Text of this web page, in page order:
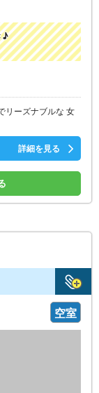
♪
リーズナブルな 女
詳細を見る
空室